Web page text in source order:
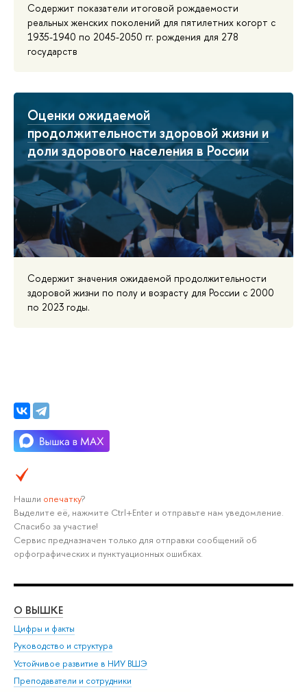
Содержит показатели итоговой рождаемости
реальных женских поколений для пятилетних когорт с
1935-1940 по 2045-2050 гг. рождения для 278
государств
Оценки ожидаемой
продолжительности здоровой жизни и
доли здорового населения в России
Cодержит значения ожидаемой продолжительности
здоровой жизни по полу и возрасту для России с 2000
по 2023 годы.
Нашли опечатку?
Выделите её, нажмите Ctrl+Enter и отправьте нам уведомление.
Спасибо за участие!
Сервис предназначен только для отправки сообщений об
орфографических и пунктуационных ошибках.
О ВЫШКЕ
Цифры и факты
Руководство и структура
Устойчивое развитие в НИУ ВШЭ
Преподаватели и сотрудники